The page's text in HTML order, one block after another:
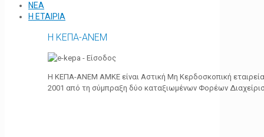
ΝΕΑ
Η ΕΤΑΙΡΙΑ
Η ΚΕΠΑ-ΑΝΕΜ
Η ΚΕΠΑ-ΑΝΕΜ ΑΜΚΕ είναι Αστική Μη Κερδοσκοπική
2001 από τη σύμπραξη δύο καταξιωμένων Φορέων